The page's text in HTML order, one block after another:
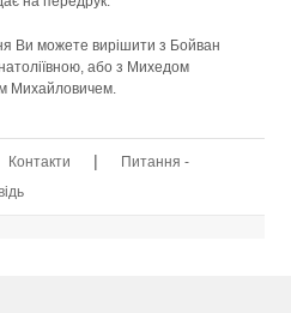
Ви можете вирішити з Бойван
або з Михедом
Михайловичем.
Контакти |
Питання -